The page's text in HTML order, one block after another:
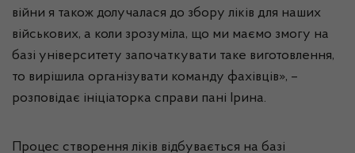
війни я також долучалася до збору ліків для наших
військових, а коли зрозуміла, що ми маємо змогу на
базі університету започаткувати таке виготовлення,
то вирішила організувати команду фахівців», –
розповідає ініціаторка справи пані Ірина.
Процес створення ліків відбувається на базі